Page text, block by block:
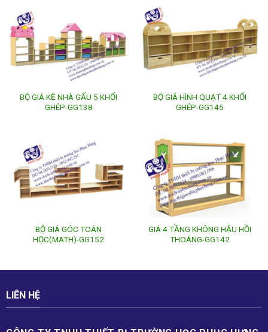
BỘ GIÁ KỆ NHÀ GẤU 5 KHỐI
GHÉP-GG138
BỘ GIÁ HÌNH QUẠT 4 KHỐI
GHÉP-GG145
BỘ GIÁ GÓC TOÁN
HỌC(MATH)-GG152
GIÁ 4 TẦNG KHÔNG HẬU HỒI
THOÁNG-GG142
LIÊN HỆ